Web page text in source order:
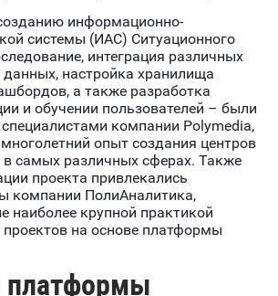
информационно-
системы (ИАС) Ситуационного
интеграция различных
данных, настройка хранилища
а также разработка
и обучении пользователей – были
компании Polymedia,
опыт создания центров
в самых различных сферах. Также
проекта привлекались
компании ПолиАналитика,
наиболее крупной практикой
проектов на основе платформы